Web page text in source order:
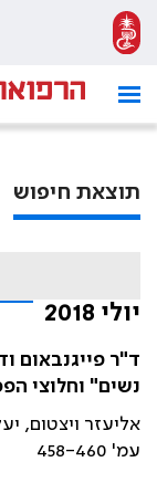
תוצאת חיפוש
יולי 2018
ד"ר פייגנבאום
נשים" וחלוצי
אליעזר ויצטום,
עמ' 458-460